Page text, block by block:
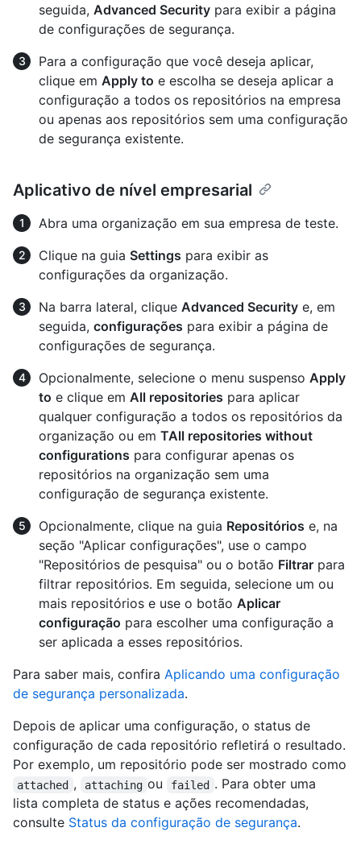
seguida, Advanced Security para exibir a página
de configurações de segurança.
Para a configuração que você deseja aplicar,
clique em Apply to e escolha se deseja aplicar a
configuração a todos os repositórios na empresa
ou apenas aos repositórios sem uma configuração
de segurança existente.
Aplicativo de nível empresarial
Abra uma organização em sua empresa de teste.
Clique na guia Settings para exibir as
configurações da organização.
Na barra lateral, clique Advanced Security e, em
seguida, configurações para exibir a página de
configurações de segurança.
Opcionalmente, selecione o menu suspenso Apply
to e clique em All repositories para aplicar
qualquer configuração a todos os repositórios da
organização ou em TAll repositories without
configurations para configurar apenas os
repositórios na organização sem uma
configuração de segurança existente.
Opcionalmente, clique na guia Repositórios e, na
seção "Aplicar configurações", use o campo
"Repositórios de pesquisa" ou o botão Filtrar para
filtrar repositórios. Em seguida, selecione um ou
mais repositórios e use o botão Aplicar
configuração para escolher uma configuração a
ser aplicada a esses repositórios.
Para saber mais, confira Aplicando uma configuração
de segurança personalizada.
Depois de aplicar uma configuração, o status de
configuração de cada repositório refletirá o resultado.
Por exemplo, um repositório pode ser mostrado como
attached , attaching ou failed . Para obter uma
lista completa de status e ações recomendadas,
consulte Status da configuração de segurança.